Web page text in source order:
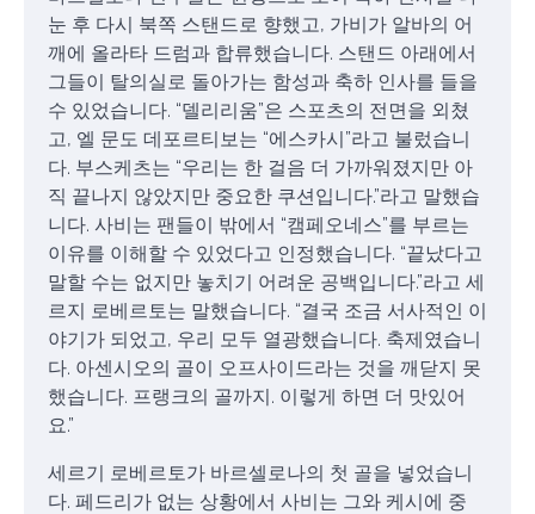
눈 후 다시 북쪽 스탠드로 향했고, 가비가 알바의 어
깨에 올라타 드럼과 합류했습니다. 스탠드 아래에서
그들이 탈의실로 돌아가는 함성과 축하 인사를 들을
수 있었습니다. “델리리움”은 스포츠의 전면을 외쳤
고, 엘 문도 데포르티보는 “에스카시”라고 불렀습니
다. 부스케츠는 “우리는 한 걸음 더 가까워졌지만 아
직 끝나지 않았지만 중요한 쿠션입니다.”라고 말했습
니다. 사비는 팬들이 밖에서 “캠페오네스”를 부르는
이유를 이해할 수 있었다고 인정했습니다. “끝났다고
말할 수는 없지만 놓치기 어려운 공백입니다.”라고 세
르지 로베르토는 말했습니다. “결국 조금 서사적인 이
야기가 되었고, 우리 모두 열광했습니다. 축제였습니
다. 아센시오의 골이 오프사이드라는 것을 깨닫지 못
했습니다. 프랭크의 골까지. 이렇게 하면 더 맛있어
요.”
세르기 로베르토가 바르셀로나의 첫 골을 넣었습니
다. 페드리가 없는 상황에서 사비는 그와 케시에 중